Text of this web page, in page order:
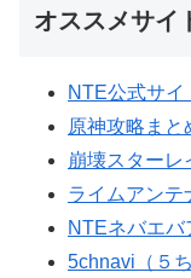
オススメサイ
NTE公式サイ
原神攻略まと
崩壊スターレ
ライムアンテ
NTEネバエバ
5chnavi（５